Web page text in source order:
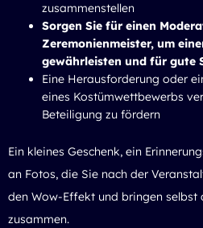
zusammenstellen
Sorgen Sie für einen
Zeremonienmeister, um
gewährleisten und für gute
Eine Herausforderung oder
eines Kostümwettbewerbs
Beteiligung zu fördern
Ein kleines Geschenk, ein
an Fotos, die Sie nach der
den Wow-Effekt und bringen selbst
zusammen.